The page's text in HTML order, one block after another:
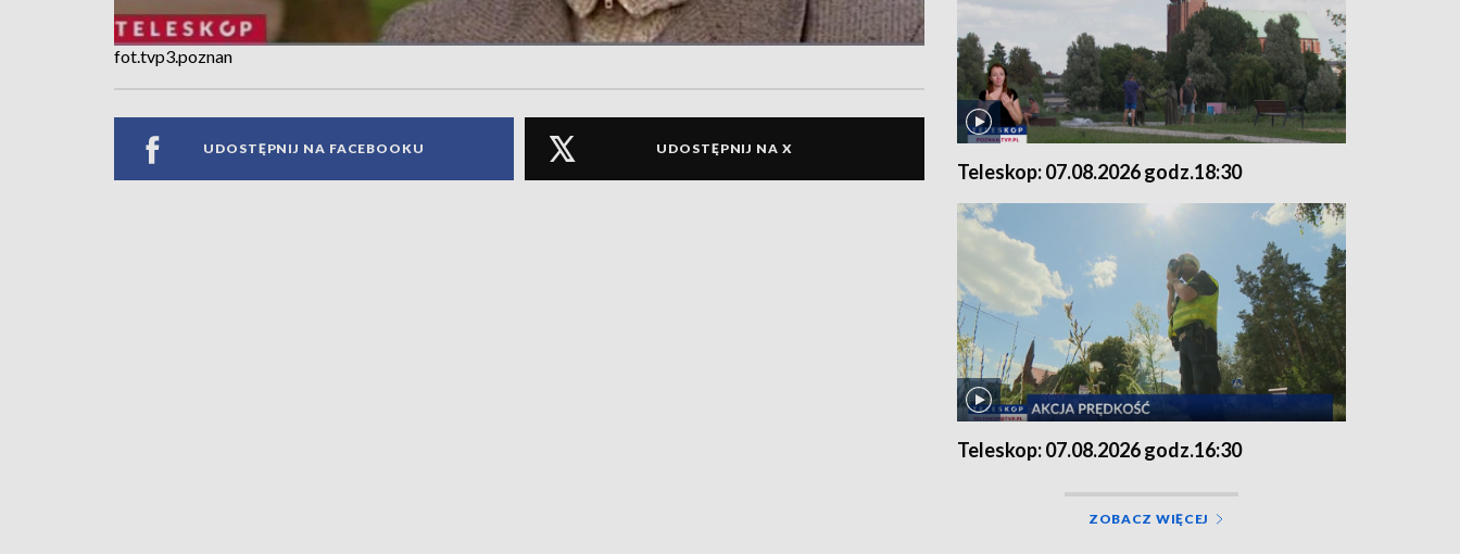
fot.tvp3.poznan
UDOSTĘPNIJ NA FACEBOOKU UDOSTĘPNIJ NA X
Teleskop: 07.08.2026 godz.18:30
Teleskop: 07.08.2026 godz.16:30
ZOBACZ WIĘCEJ